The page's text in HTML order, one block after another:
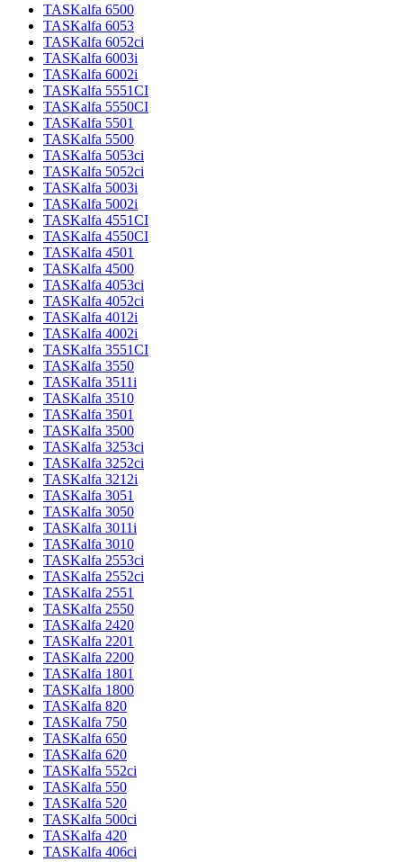
TASKalfa 6500
TASKalfa 6053
TASKalfa 6052ci
TASKalfa 6003i
TASKalfa 6002i
TASKalfa 5551CI
TASKalfa 5550CI
TASKalfa 5501
TASKalfa 5500
TASKalfa 5053ci
TASKalfa 5052ci
TASKalfa 5003i
TASKalfa 5002i
TASKalfa 4551CI
TASKalfa 4550CI
TASKalfa 4501
TASKalfa 4500
TASKalfa 4053ci
TASKalfa 4052ci
TASKalfa 4012i
TASKalfa 4002i
TASKalfa 3551CI
TASKalfa 3550
TASKalfa 3511i
TASKalfa 3510
TASKalfa 3501
TASKalfa 3500
TASKalfa 3253ci
TASKalfa 3252ci
TASKalfa 3212i
TASKalfa 3051
TASKalfa 3050
TASKalfa 3011i
TASKalfa 3010
TASKalfa 2553ci
TASKalfa 2552ci
TASKalfa 2551
TASKalfa 2550
TASKalfa 2420
TASKalfa 2201
TASKalfa 2200
TASKalfa 1801
TASKalfa 1800
TASKalfa 820
TASKalfa 750
TASKalfa 650
TASKalfa 620
TASKalfa 552ci
TASKalfa 550
TASKalfa 520
TASKalfa 500ci
TASKalfa 420
TASKalfa 406ci